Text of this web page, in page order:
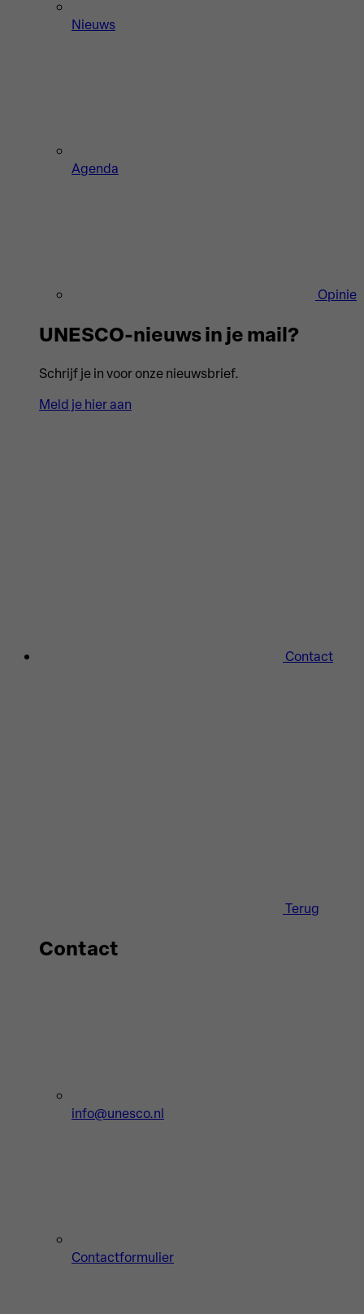
Nieuws
Agenda
Opinie
UNESCO-nieuws in je mail?
Schrijf je in voor onze nieuwsbrief.
Meld je hier aan
Contact
Terug
Contact
info@unesco.nl
Contactformulier